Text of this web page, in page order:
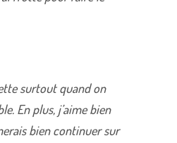
surtout quand on
En plus, j’aime bien
bien continuer sur